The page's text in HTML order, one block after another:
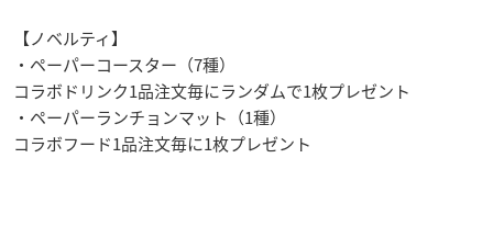
【ノベルティ】
・ペーパーコースター（7種）
コラボドリンク1品注文毎にランダムで1枚プレゼント
・ペーパーランチョンマット（1種）
コラボフード1品注文毎に1枚プレゼント